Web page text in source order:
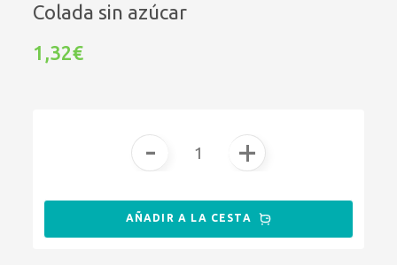
Colada sin azúcar
1,32€
- +
AÑADIR A LA CESTA